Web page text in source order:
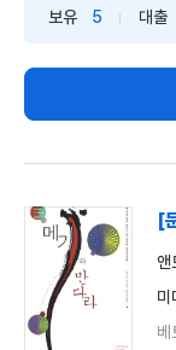
보유 5 대출
[
앤
미
베